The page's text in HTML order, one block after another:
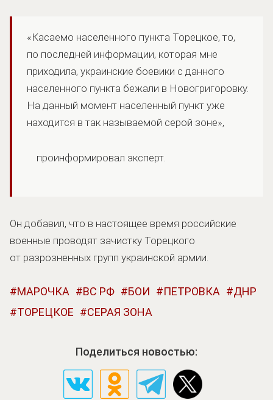
«Касаемо населенного пункта Торецкое, то,
по последней информации, которая мне
приходила, украинские боевики с данного
населенного пункта бежали в Новогригоровку.
На данный момент населенный пункт уже
находится в так называемой серой зоне»,
проинформировал эксперт.
Он добавил, что в настоящее время российские
военные проводят зачистку Торецкого
от разрозненных групп украинской армии.
МАРОЧКА ВС РФ БОИ ПЕТРОВКА
ДНР
ТОРЕЦКОЕ
СЕРАЯ ЗОНА
Поделиться новостью: